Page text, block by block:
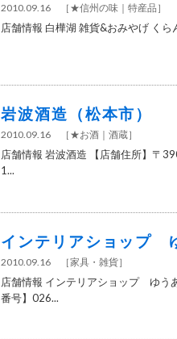
2010.09.16 ［ ★信州の味 特産品 ］
店舗情報 白樺湖 雑貨&おみやげ く
岩波酒造（松本市）
2010.09.16 ［ ★お酒 酒蔵］
店舗情報 岩波酒造 【店舗住所】〒
1...
インテリアショップ
2010.09.16 ［家具・雑貨］
店舗情報 インテリアショップ ゆう
番号】026...